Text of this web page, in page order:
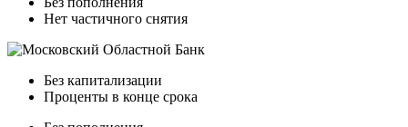
Нет частичного снятия
Без капитализации
Проценты в конце срока